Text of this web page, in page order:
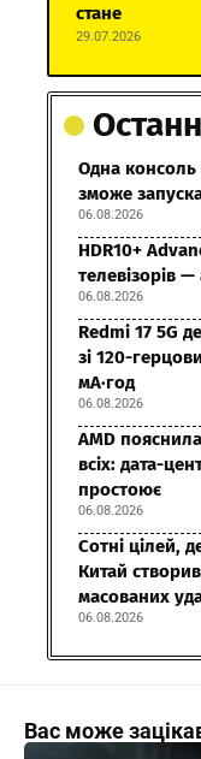
стане
29.07.2026
Одна консоль
зможе
06.08.2026
HDR10+
телевізорів
06.08.2026
Redmi 17 5G
зі 120-
мА·год
06.08.2026
AMD
всіх: дата-
простоює
06.08.2026
Сотні цілей,
Китай
масованих
06.08.2026
Вас може